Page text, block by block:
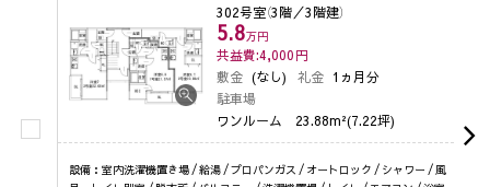
302号室（3階／3階建）
5.8万円
共益費:4,000円
敷金 (なし) 礼金 1ヵ月分
駐車場
ワンルーム 23.88m²(7.22坪)
設備：室内洗濯機置き場 / 給湯 / プロパンガス / オートロック / シャワー / 風